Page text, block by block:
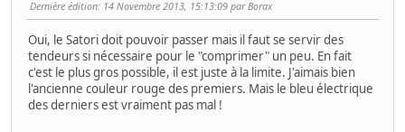
Dernière édition: 14 Novembre 2013, 15:13:09 par Borax
Oui, le Satori doit pouvoir passer mais il faut se servir des
tendeurs si nécessaire pour le "comprimer" un peu. En fait
c'est le plus gros possible, il est juste à la limite. J'aimais bien
l'ancienne couleur rouge des premiers. Mais le bleu électrique
des derniers est vraiment pas mal !